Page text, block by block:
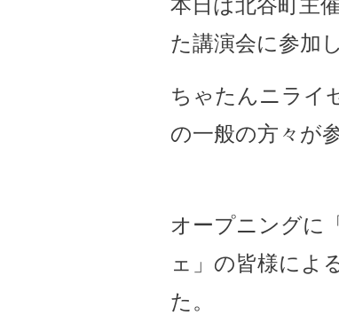
本日は北谷町主
た講演会に参加
ちゃたんニライ
の一般の方々が
オープニングに
ェ」の皆様によ
た。